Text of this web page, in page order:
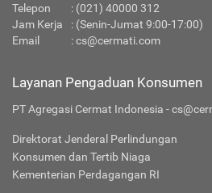
Telepon : (021) 40000 312
Jam Kerja
: (Senin-Jumat 9:00-17:00)
Email
:cs@cermati.com
Layanan Pengaduan Konsumen
PT Agregasi Cermat Indonesia -
Direktorat Jenderal Perlindungan
Konsumen dan Tertib Niaga
Kementerian Perdagangan RI